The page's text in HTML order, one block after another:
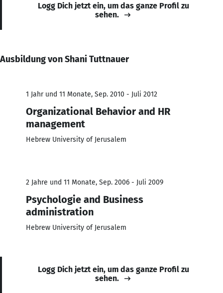
Logg Dich jetzt ein, um das ganze Profil zu
sehen.
Ausbildung von Shani Tuttnauer
1 Jahr und 11 Monate, Sep. 2010 - Juli 2012
Organizational Behavior and HR
management
Hebrew University of Jerusalem
2 Jahre und 11 Monate, Sep. 2006 - Juli 2009
Psychologie and Business
administration
Hebrew University of Jerusalem
Logg Dich jetzt ein, um das ganze Profil zu
sehen.